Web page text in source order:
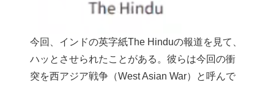
今回、インドの英字紙The Hinduの報道を見て、
ハッとさせられたことがある。彼らは今回の衝
突を西アジア戦争（West Asian War）と呼んで